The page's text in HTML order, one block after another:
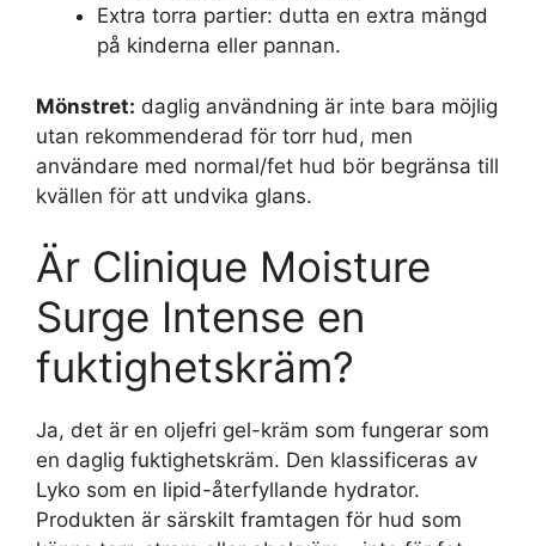
Extra torra partier: dutta en extra mängd
på kinderna eller pannan.
Mönstret: daglig användning är inte bara möjlig
utan rekommenderad för torr hud, men
användare med normal/fet hud bör begränsa till
kvällen för att undvika glans.
Är Clinique Moisture
Surge Intense en
fuktighetskräm?
Ja, det är en oljefri gel-kräm som fungerar som
en daglig fuktighetskräm. Den klassificeras av
Lyko som en lipid-återfyllande hydrator.
Produkten är särskilt framtagen för hud som